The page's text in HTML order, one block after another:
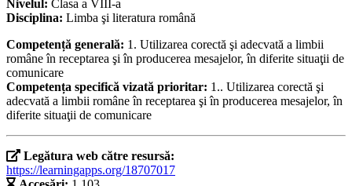
Nivelul: Clasa a VIII-a
Disciplina: Limba şi literatura română
Competență generală: 1. Utilizarea corectă şi adecvată a limbii
române în receptarea şi în producerea mesajelor, în diferite situaţii de
comunicare
Competența specifică vizată prioritar: 1.. Utilizarea corectă şi
adecvată a limbii române în receptarea şi în producerea mesajelor, în
diferite situaţii de comunicare
Legătura web către resursă:
https://learningapps.org/18707017